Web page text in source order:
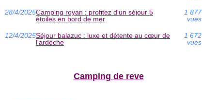
28/4/2025Camping royan : profitez d'un séjour 5
étoiles en bord de mer
1 877
vues
12/4/2025Séjour balazuc : luxe et détente au cœur de
l'ardèche
1 672
vues
Camping de reve